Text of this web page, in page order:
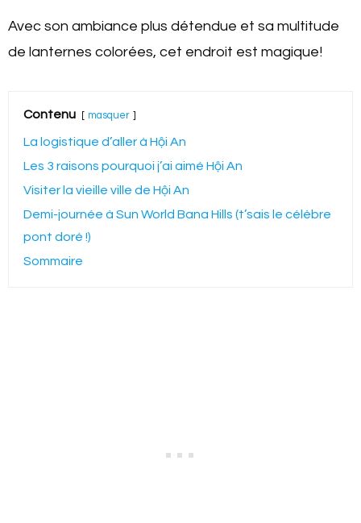
Avec son ambiance plus détendue et sa multitude
de lanternes colorées, cet endroit est magique!
Contenu masquer
La logistique d’aller à Hội An
Les 3 raisons pourquoi j’ai aimé Hội An
Visiter la vieille ville de Hội An
Demi-journée à Sun World Bana Hills (t’sais le célèbre
pont doré !)
Sommaire